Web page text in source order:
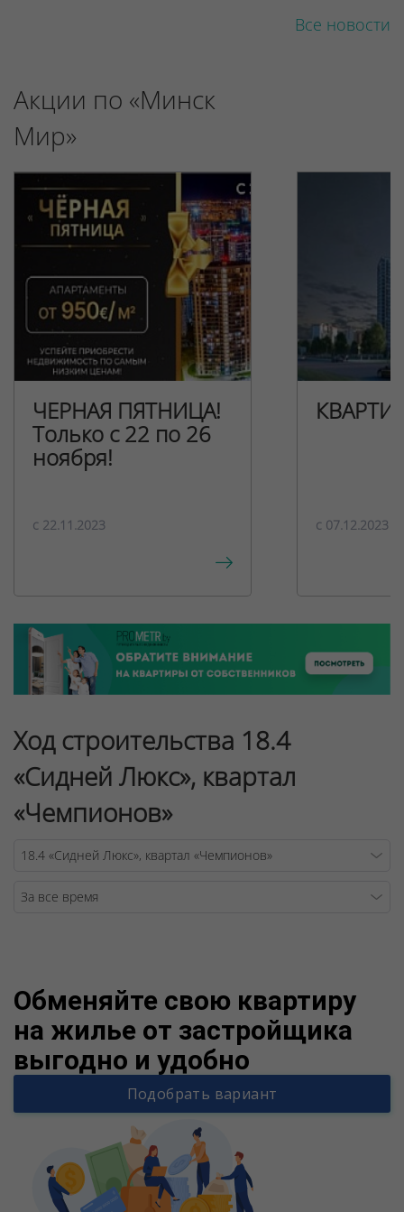
Все новости
Акции по «Минск
Мир»
ЧЕРНАЯ ПЯТНИЦА!
Только с 22 по 26
ноября!
c 22.11.2023 c 07.12.2023
Ход строительства 18.4
«Сидней Люкс», квартал
«Чемпионов»
Обменяйте свою квартиру
на жилье от застройщика
выгодно и удобно
Подобрать вариант